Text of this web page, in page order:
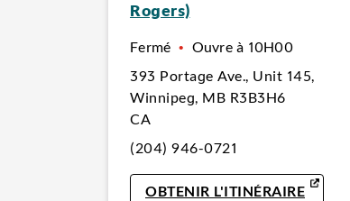
Rogers)
Fermé • Ouvre à 10H00
393 Portage Ave., Unit 145,
Winnipeg, MB R3B3H6
CA
(204) 946-0721
OBTENIR L'ITINÉRAIRELINK